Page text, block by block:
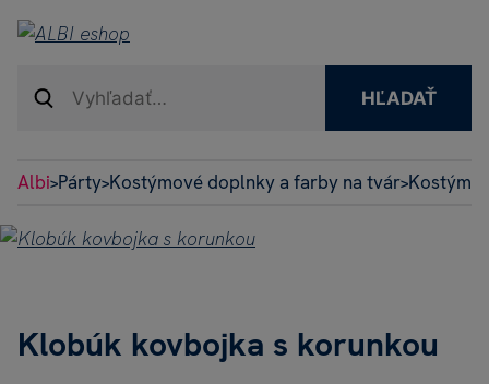
HĽADAŤ
Albi>Párty>Kostýmové doplnky a farby na tvár>
Klobúk kovbojka s korunkou